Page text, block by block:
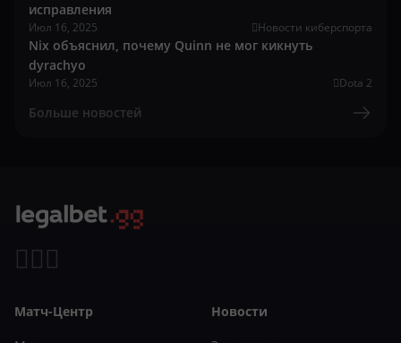
исправления
Июл 16, 2025 Новости киберспорта
Nix объяснил, почему Quinn не мог кикнуть
dyrachyo
Июл 16, 2025 Dota 2
Больше новостей
Матч-Центр
Новости